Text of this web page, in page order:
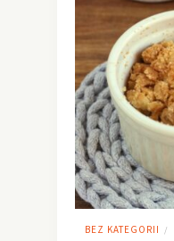
BEZ KATEGORII /